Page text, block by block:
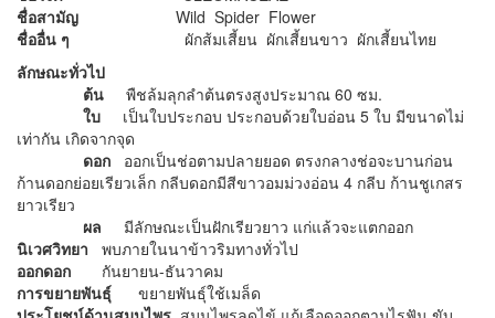
ชื่อสามัญ
Wild Spider Flower
ชื่ออื่น ๆ ผักส้มเสี้ยน ผักเสี้ยนขาว ผักเสี้ยนไทย
ลักษณะทั่วไป
ต้น
พืชล้มลุกลำต้นตรงสูงประมาณ 60 ซม.
ใบ
เป็นใบประกอบ ประกอบด้วยใบอ่อน 5 ใบ มีขนาดไม่
เท่ากัน เกิดจากจุด
ดอก ออกเป็นช่อตามปลายยอด ตรงกลางช่อจะบานก่อน
ก้านดอกย่อยเรียวเล็ก กลีบดอกมีสีขาวอมม่วงอ่อน 4 กลีบ ก้านชูเกสร
ยาวเรียว
ผล มีลักษณะเป็นฝักเรียวยาว แก่แล้วจะแตกออก
นิเวศวิทยา
พบภายในนาข้าวริมทางทั่วไป
ออกดอก
กันยายน-ธันวาคม
การขยายพันธุ์ ขยายพันธุ์ใช้เมล็ด